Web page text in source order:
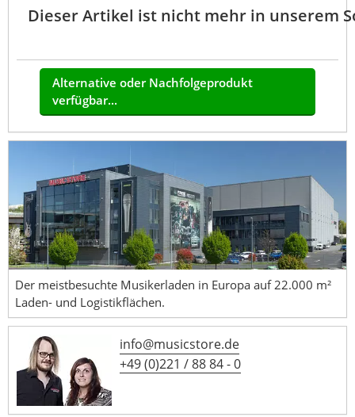
Dieser Artikel ist nicht mehr in unserem
Alternative oder Nachfolgeprodukt
verfügbar...
Der meistbesuchte Musikerladen in Europa auf 22.000 m²
Laden- und Logistikflächen.
info@musicstore.de
+49 (0)221 / 88 84 - 0